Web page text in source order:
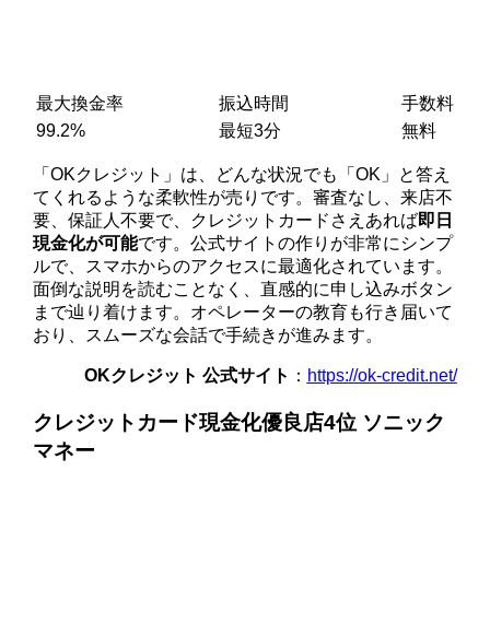
最大換金率 振込時間
手数料
99.2%
最短3分 無料
「OKクレジット」は、どんな状況でも「OK」と答え
てくれるような柔軟性が売りです。審査なし、来店不
要、保証人不要で、クレジットカードさえあれば即日
現金化が可能です。公式サイトの作りが非常にシンプ
ルで、スマホからのアクセスに最適化されています。
面倒な説明を読むことなく、直感的に申し込みボタン
まで辿り着けます。オペレーターの教育も行き届いて
おり、スムーズな会話で手続きが進みます。
OKクレジット 公式サイト ： https://ok-credit.net/
クレジットカード現金化優良店4位 ソニック
マネー